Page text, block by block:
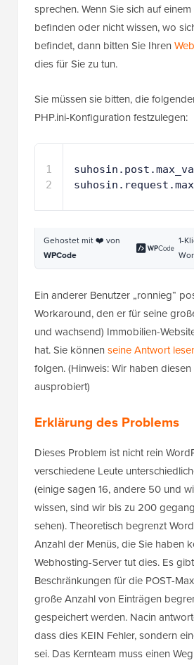
sprechen. Wenn Sie sich auf
befinden oder nicht wissen, wo
befindet, dann bitten Sie Ihren
dies für Sie zu tun.
Sie müssen sie bitten, die
PHP.ini-Konfiguration festzulegen:
1
2
WPCode
Workaround, den er für seine
und wachsend) Immobilien-
hat. Sie können seine Antwort
folgen. (Hinweis: Wir haben
ausprobiert)
verschiedene Leute
(einige sagen 16, andere 50 und
wissen, sind wir bis zu 200
sehen). Theoretisch begrenzt
Anzahl der Menüs, die Sie haben
Webhosting-Server tut dies. Es
Beschränkungen für die POST-
große Anzahl von Einträgen
gespeichert werden. Nacin
dass dies KEIN Fehler, sondern
sei. Das Kernteam muss einen
Serverbeschränkungen zu